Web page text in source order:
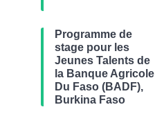
Programme de
stage pour les
Jeunes Talents de
la Banque Agricole
Du Faso (BADF),
Burkina Faso